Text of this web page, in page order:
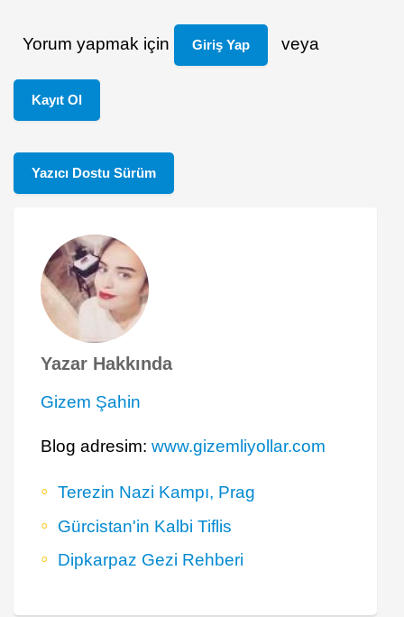
Yorum yapmak için Giriş Yap veya
Kayıt Ol
Yazıcı Dostu Sürüm
Yazar Hakkında
Gizem Şahin
Blog adresim: www.gizemliyollar.com
Terezin Nazi Kampı, Prag
Gürcistan'in Kalbi Tiflis
Dipkarpaz Gezi Rehberi